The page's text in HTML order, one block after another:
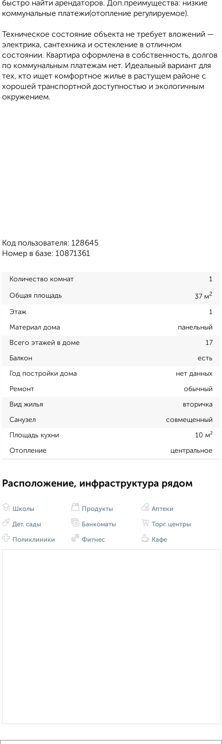
быстро найти арендаторов. Доп.преимущества: низкие
коммунальные платежи(отопление регулируемое).
Техническое состояние объекта не требует вложений —
электрика, сантехника и остекление в отличном
состоянии. Квартира оформлена в собственность, долгов
по коммунальным платежам нет. Идеальный вариант для
тех, кто ищет комфортное жилье в растущем районе с
хорошей транспортной доступностью и экологичным
окружением.
Код пользователя: 128645
Номер в базе: 10871361
Количество комнат 1
Общая площадь 37 м2
Этаж 1
Материал дома панельный
Всего этажей в доме 17
Балкон есть
Год постройки дома нет данных
Ремонт обычный
Вид жилья вторичка
Санузел совмещенный
Площадь кухни 10 м²
Отопление центральное
Расположение, инфраструктура рядом
Школы
Дет. сады
Поликлиники
Продукты
Банкоматы
Фитнес
Аптеки
Торг. центры
Кафе